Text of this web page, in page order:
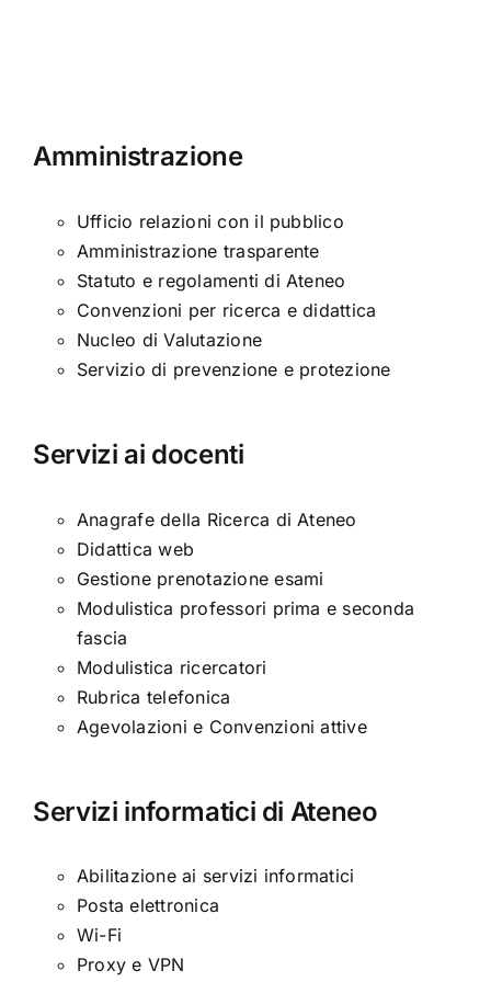
Amministrazione
Ufficio relazioni con il pubblico
Amministrazione trasparente
Statuto e regolamenti di Ateneo
Convenzioni per ricerca e didattica
Nucleo di Valutazione
Servizio di prevenzione e protezione
Servizi ai docenti
Anagrafe della Ricerca di Ateneo
Didattica web
Gestione prenotazione esami
Modulistica professori prima e seconda
fascia
Modulistica ricercatori
Rubrica telefonica
Agevolazioni e Convenzioni attive
Servizi informatici di Ateneo
Abilitazione ai servizi informatici
Posta elettronica
Wi-Fi
Proxy e VPN